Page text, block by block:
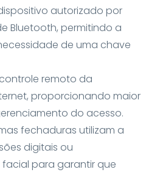
autorizado por
Bluetooth, permitindo a
de uma chave
remoto da
proporcionando maior
do acesso.
fechaduras utilizam a
digitais ou
para garantir que